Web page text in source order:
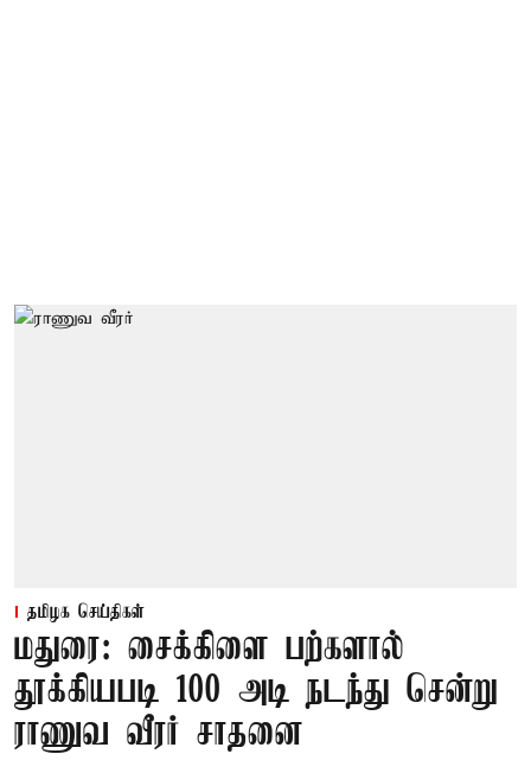
தமிழக செய்திகள்
மதுரை: சைக்கிளை பற்களால்
தூக்கியபடி 100 அடி நடந்து சென்று
ராணுவ வீரர் சாதனை